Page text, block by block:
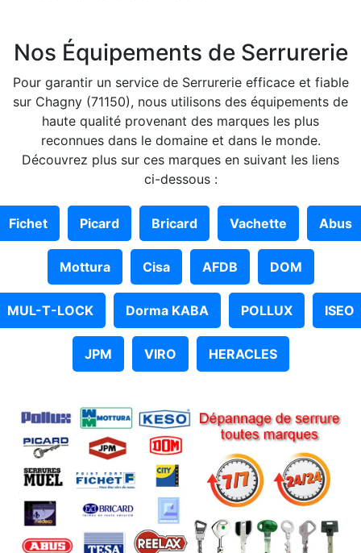
Nos Équipements de Serrurerie
Pour garantir un service de Serrurerie efficace et fiable
sur Chagny (71150), nous utilisons des équipements de
haute qualité provenant des marques les plus
reconnues dans le domaine et dans le monde.
Découvrez plus sur ces marques en suivant les liens
ci-dessous :
Fichet Picard Bricard Vachette Abus
Mottura Cisa AFDB DOM
MUL-T-LOCK Dorma KABA POLLUX ISEO
JPM VIRO HERACLES